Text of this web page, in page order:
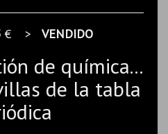
€ > VENDIDO
de química...
de la tabla